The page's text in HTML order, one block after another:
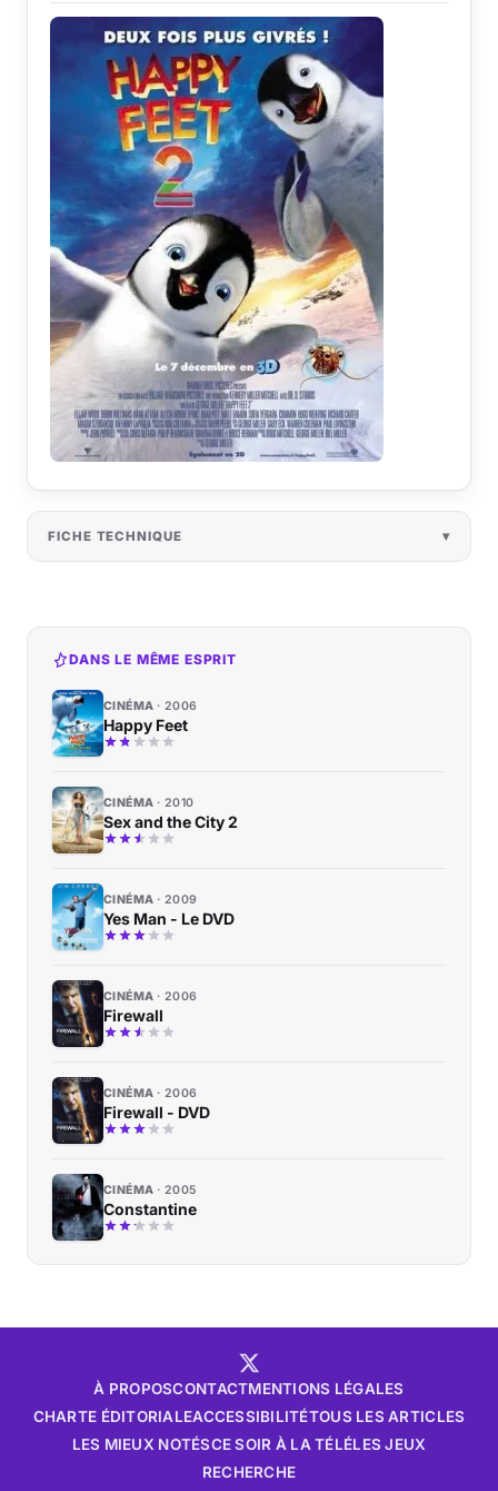
FICHE TECHNIQUE
DANS LE MÊME ESPRIT
CINÉMA 2006
Happy Feet
CINÉMA 2010
Sex and the City 2
CINÉMA 2009
Yes Man - Le DVD
CINÉMA 2006
Firewall
CINÉMA 2006
Firewall - DVD
CINÉMA 2005
Constantine
À PROPOSCONTACTMENTIONS LÉGALES
CHARTE ÉDITORIALEACCESSIBILITÉTOUS LES ARTICLES
LES MIEUX NOTÉSCE SOIR À LA TÉLÉLES JEUX
RECHERCHE